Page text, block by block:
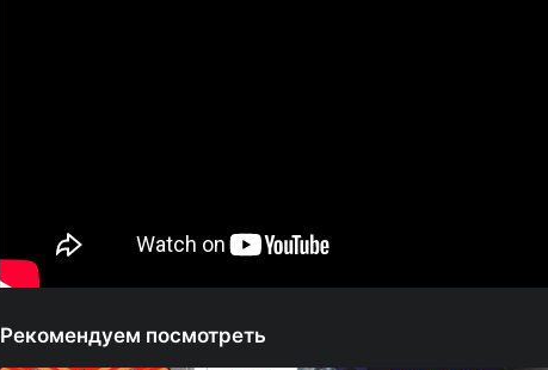
Рекомендуем посмотреть